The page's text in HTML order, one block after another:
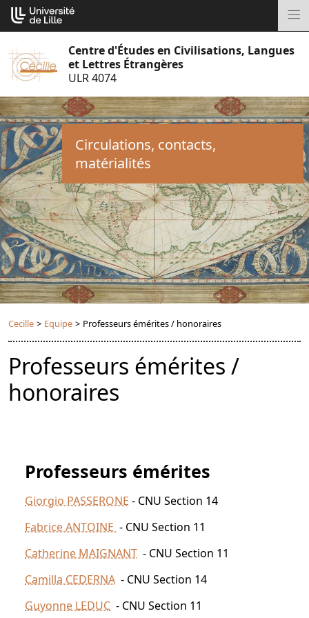
Aller
au
Centre d'Études en Civilisations, Langues
et Lettres Étrangères
ULR 4074
Circulations, contacts,
matérialités
Cecille > Equipe > Professeurs émérites / honoraires
Professeurs émérites /
honoraires
Professeurs émérites
Giorgio PASSERONE - CNU Section 14
Fabrice ANTOINE - CNU Section 11
Catherine MAIGNANT - CNU Section 11
Camilla CEDERNA - CNU Section 14
Guyonne LEDUC - CNU Section 11
Cookies management panel